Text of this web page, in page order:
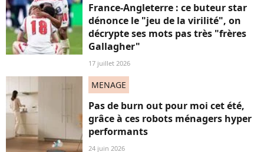
France-Angleterre : ce buteur star
dénonce le "jeu de la virilité", on
décrypte ses mots pas très "frères
Gallagher"
17 juillet 2026
MENAGE
Pas de burn out pour moi cet été,
grâce à ces robots ménagers hyper
performants
24 juin 2026